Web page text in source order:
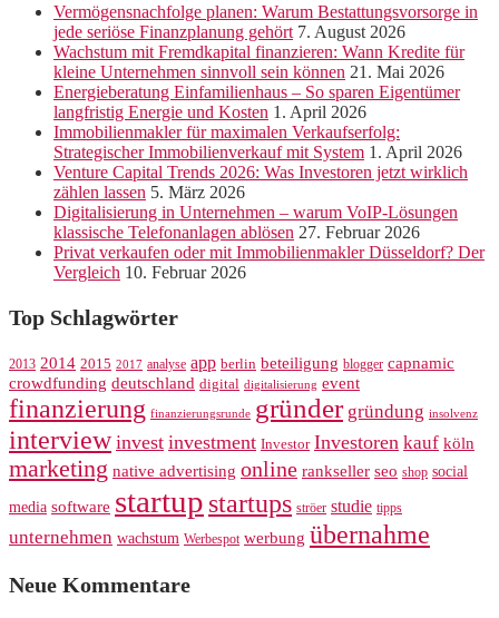
Vermögensnachfolge planen: Warum Bestattungsvorsorge in
jede seriöse Finanzplanung gehört 7. August 2026
Wachstum mit Fremdkapital finanzieren: Wann Kredite für
kleine Unternehmen sinnvoll sein können 21. Mai 2026
Energieberatung Einfamilienhaus – So sparen Eigentümer
langfristig Energie und Kosten 1. April 2026
Immobilienmakler für maximalen Verkaufserfolg:
Strategischer Immobilienverkauf mit System 1. April 2026
Venture Capital Trends 2026: Was Investoren jetzt wirklich
zählen lassen 5. März 2026
Digitalisierung in Unternehmen – warum VoIP-Lösungen
klassische Telefonanlagen ablösen 27. Februar 2026
Privat verkaufen oder mit Immobilienmakler Düsseldorf? Der
Vergleich 10. Februar 2026
Top Schlagwörter
2013 2014 2015 2017 analyse app berlin beteiligung blogger capnamic
crowdfunding deutschland digital digitalisierung event
finanzierung finanzierungsrunde gründer gründung insolvenz
interview invest investment Investor Investoren kauf köln
marketing native advertising online rankseller seo shop social
media software startup startups ströer studie tipps
unternehmen wachstum Werbespot werbung übernahme
Neue Kommentare